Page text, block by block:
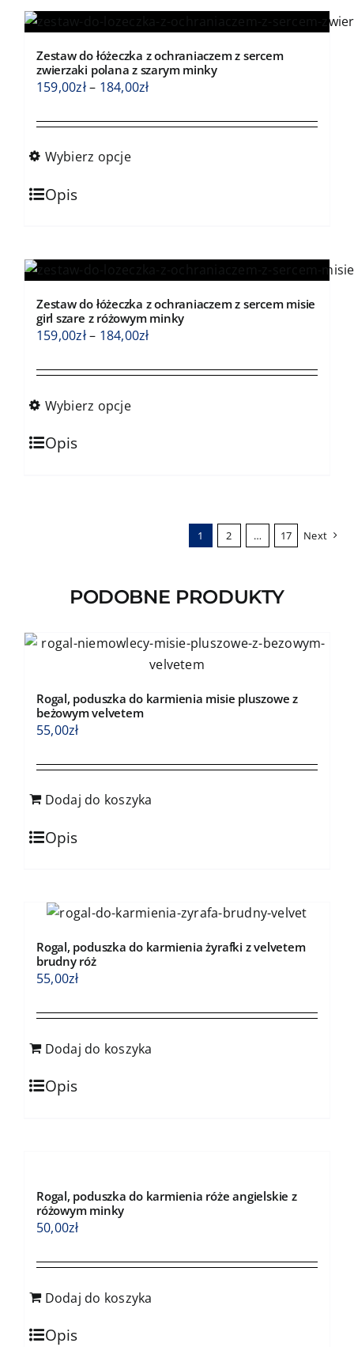
wariantów.
można
wybrać
stronie
produktu
Zestaw do łóżeczka z ochraniaczem z sercem
zwierzaki polana z szarym minky
159,00zł– 184,00złZakres
od
Wybierz opcje
Ten
produkt
wariantów.
można
wybrać
stronie
produktu
Opis
Zestaw do łóżeczka z ochraniaczem z sercem misie
girl szare z różowym minky
159,00zł– 184,00złZakres
od
Wybierz opcje
Ten
produkt
produktu
Opis
1 2 … 17 Next
PODOBNE PRODUKTY
Rogal, poduszka do karmienia misie pluszowe z
beżowym velvetem
55,00zł
Dodaj do koszyka
Opis
Rogal, poduszka do karmienia żyrafki z velvetem
brudny róż
55,00zł
Dodaj do koszyka
Opis
Rogal, poduszka do karmienia róże angielskie z
różowym minky
50,00zł
Dodaj do koszyka
Opis